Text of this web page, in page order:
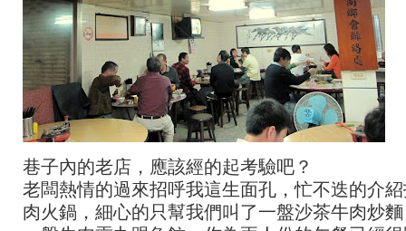
巷子內的老店，應該經的起考驗吧？
老闆熱情的過來招呼我這生面孔，忙不迭的介
肉火鍋，細心的只幫我們叫了一盤沙茶牛肉炒